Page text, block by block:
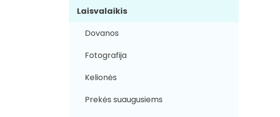
Laisvalaikis
Dovanos
Fotografija
Kelionės
Prekės suaugusiems